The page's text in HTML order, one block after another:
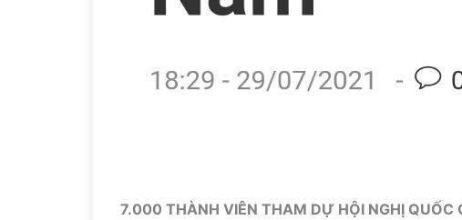
7.000 THÀNH VIÊN THAM DỰ HỘI NGHỊ QUỐC